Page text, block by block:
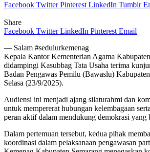
Facebook Twitter Pinterest LinkedIn Tumblr
Share
Facebook Twitter LinkedIn Pinterest Email
— Salam #sedulurkemenag
Kepala Kantor Kementerian Agama
didampingi Kasubbag Tata Usaha terima
Badan Pengawas Pemilu (Bawaslu)
Selasa (23/9/2025).
Audiensi ini menjadi ajang silaturahmi dan
untuk mempererat hubungan kelembagaan
peran aktif dalam mendukung demokrasi yang
Dalam pertemuan tersebut, kedua pihak
koordinasi dalam pelaksanaan pengawasan